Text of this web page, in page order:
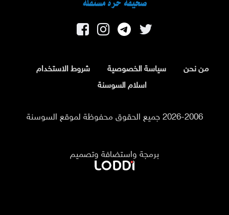
من نحن سياسة الخصوصية
شروط الاستخدام
اسلام السوسنة
2026-2006 جميع الحقوق محفوظة لموقع السوسنة
برمجة واستضافة وتصميم